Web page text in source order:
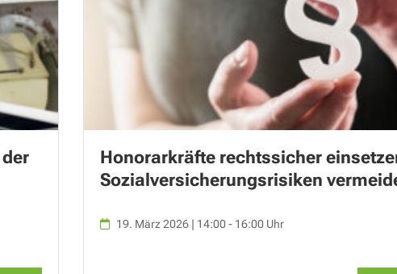
Honorarkräfte rechtssicher
Sozialversicherungsrisiken
19. März 2026 | 14:00 - 16:00 Uhr